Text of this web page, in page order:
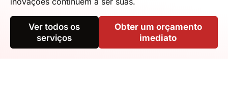
Ver todos os
serviços
Obter um orçamento
imediato